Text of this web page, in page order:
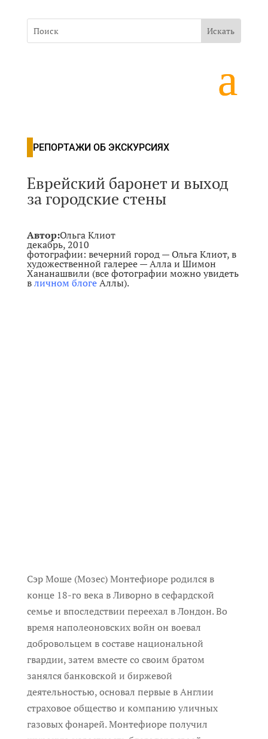
РЕПОРТАЖИ ОБ ЭКСКУРСИЯХ
Еврейский баронет и выход
за городские стены
Автор:Ольга Клиот
декабрь, 2010
фотографии: вечерний город — Ольга Клиот, в
художественной галерее — Алла и Шимон
Хананашвили (все фотографии можно увидеть
вличном блогеАллы).
Сэр Моше (Мозес) Монтефиоре родился в
конце 18-го века в Ливорно в сефардской
семье и впоследствии переехал в Лондон. Во
время наполеоновских войн он воевал
добровольцем в составе национальной
гвардии, затем вместе со своим братом
занялся банковской и биржевой
деятельностью, основал первые в Англии
страховое общество и компанию уличных
газовых фонарей. Монтефиоре получил